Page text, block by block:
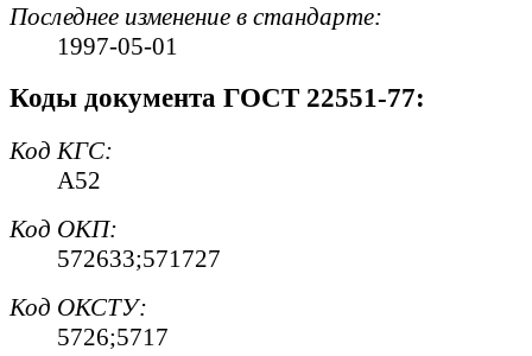
Последнее изменение в стандарте:
1997-05-01
Коды документа ГОСТ 22551-77:
КодКГС:
А52
Код ОКП:
572633;571727
Код ОКСТУ:
5726;5717